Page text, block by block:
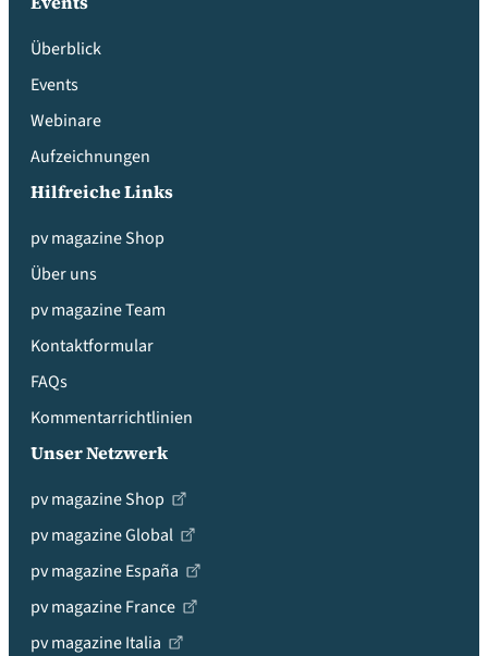
Überblick
Events
Webinare
Aufzeichnungen
Hilfreiche Links
pv magazine Shop
Über uns
pv magazine Team
Kontaktformular
FAQs
Kommentarrichtlinien
Unser Netzwerk
pv magazine Shop
pv magazine Global
pv magazine España
pv magazine France
pv magazine Italia